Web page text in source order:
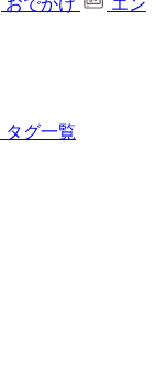
タグ一覧